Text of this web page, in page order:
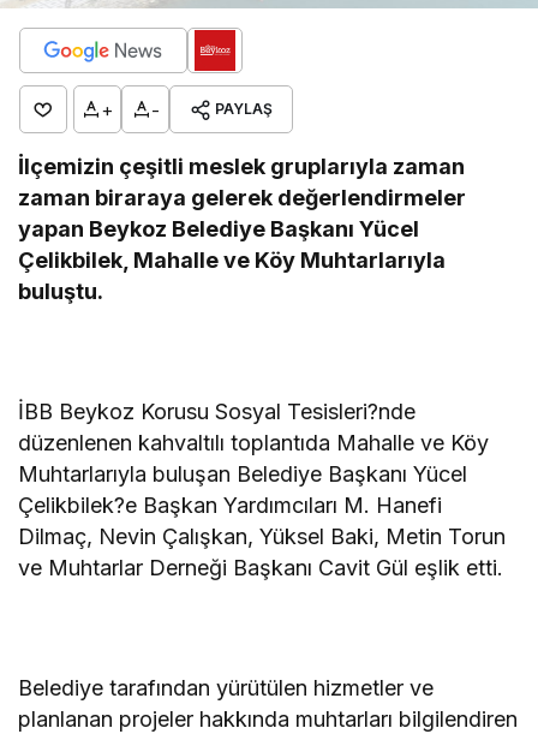
+ - PAYLAŞ
İlçemizin çeşitli meslek gruplarıyla zaman
zaman biraraya gelerek değerlendirmeler
yapan Beykoz Belediye Başkanı Yücel
Çelikbilek, Mahalle ve Köy Muhtarlarıyla
buluştu.
İBB Beykoz Korusu Sosyal Tesisleri?nde
düzenlenen kahvaltılı toplantıda Mahalle ve Köy
Muhtarlarıyla buluşan Belediye Başkanı Yücel
Çelikbilek?e Başkan Yardımcıları M. Hanefi
Dilmaç, Nevin Çalışkan, Yüksel Baki, Metin Torun
ve Muhtarlar Derneği Başkanı Cavit Gül eşlik etti.
Belediye tarafından yürütülen hizmetler ve
planlanan projeler hakkında muhtarları bilgilendiren